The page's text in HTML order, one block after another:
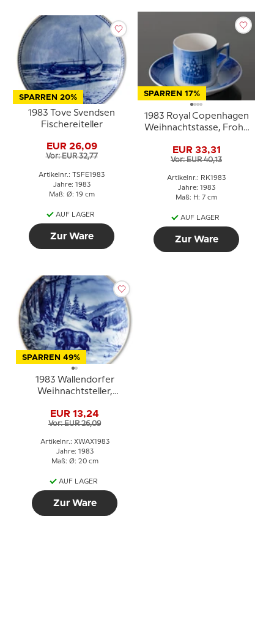
SPARREN 20%
1983 Tove Svendsen
Fischereiteller
EUR 26,09
Vor: EUR 32,77
Artikelnr.: TSFE1983
Jahre: 1983
Maß: Ø: 19 cm
AUF LAGER
Zur Ware
SPARREN 17%
1983 Royal Copenhagen
Weihnachtstasse, Frohe
EUR 33,31
Vor: EUR 40,13
Artikelnr.: RK1983
Jahre: 1983
Maß: H: 7 cm
AUF LAGER
Zur Ware
SPARREN 49%
1983 Wallendorfer
Weihnachtsteller,
EUR 13,24
Vor: EUR 26,09
Artikelnr.: XWAX1983
Jahre: 1983
Maß: Ø: 20 cm
AUF LAGER
Zur Ware